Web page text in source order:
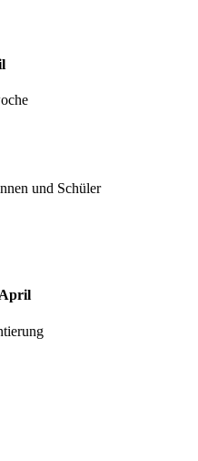
und Schüler